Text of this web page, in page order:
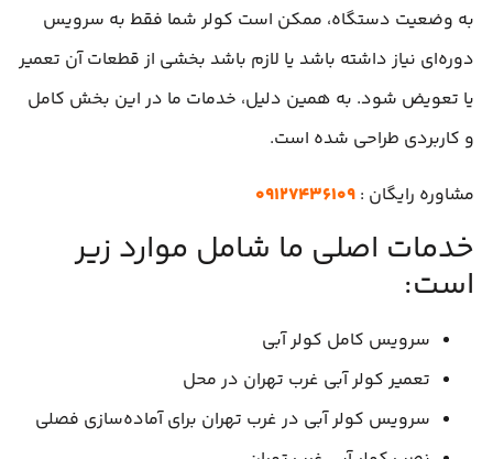
به وضعیت دستگاه، ممکن است کولر شما فقط به سرویس
دوره‌ای نیاز داشته باشد یا لازم باشد بخشی از قطعات آن تعمیر
یا تعویض شود. به همین دلیل، خدمات ما در این بخش کامل
و کاربردی طراحی شده است.
مشاوره رایگان : ۰۹۱۲۷۴۳۶۱۰۹
خدمات اصلی ما شامل موارد زیر
است:
سرویس کامل کولر آبی
تعمیر کولر آبی غرب تهران در محل
سرویس کولر آبی در غرب تهران برای آماده‌سازی فصلی